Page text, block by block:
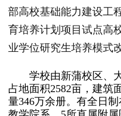
部高校基础能力建设工
育培养计划项目试点高
业学位研究生培养模式
学校由新蒲校区、大
占地面积2582亩，建筑
量346万余册。有全日